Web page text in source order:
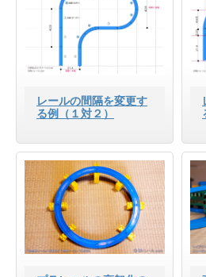
レールの間隔を変更す
る例（１対２）